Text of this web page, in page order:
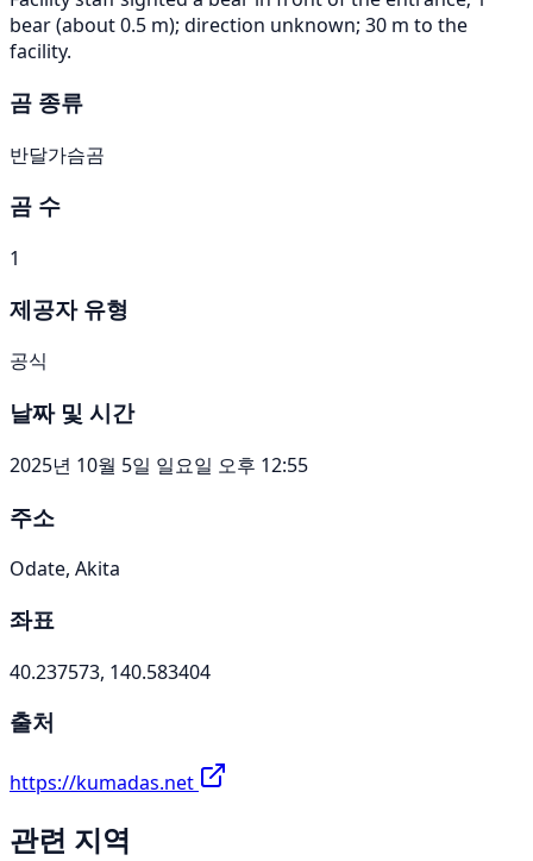
bear (about 0.5 m); direction unknown; 30 m to the
facility.
곰 종류
반달가슴곰
곰 수
1
제공자 유형
공식
날짜 및 시간
2025년 10월 5일 일요일 오후 12:55
주소
Odate, Akita
좌표
40.237573, 140.583404
출처
https://kumadas.net
관련 지역